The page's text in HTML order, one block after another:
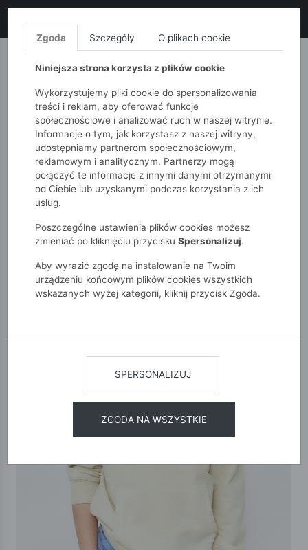
MONNARI QUIOSQUE
51015kids
Chłopcy 2-7 lat
Bluza nierozpinana z kapturem
Zgoda Szczegóły O plikach cookie
Niniejsza strona korzysta z plików cookie
Wykorzystujemy pliki cookie do spersonalizowania
treści i reklam, aby oferować funkcje
społecznościowe i analizować ruch w naszej witrynie.
Informacje o tym, jak korzystasz z naszej witryny,
udostępniamy partnerom społecznościowym,
reklamowym i analitycznym. Partnerzy mogą
połączyć te informacje z innymi danymi otrzymanymi
od Ciebie lub uzyskanymi podczas korzystania z ich
usług.
Poszczególne ustawienia plików cookies możesz
zmieniać po kliknięciu przycisku Spersonalizuj.
Aby wyrazić zgodę na instalowanie na Twoim
urządzeniu końcowym plików cookies wszystkich
wskazanych wyżej kategorii, kliknij przycisk Zgoda.
SPERSONALIZUJ
ZGODA NA WSZYSTKIE